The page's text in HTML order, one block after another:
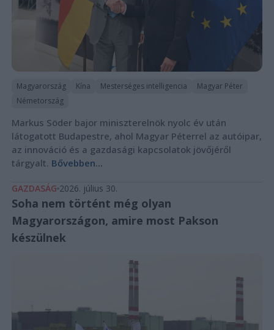
Magyarország Kína Mesterséges intelligencia
Magyar Péter
Németország
Markus Söder bajor miniszterelnök nyolc év után
látogatott Budapestre, ahol Magyar Péterrel az autóipar,
az innováció és a gazdasági kapcsolatok jövőjéről
tárgyalt. Bővebben...
GAZDASÁG 2026. július 30.
Soha nem történt még olyan
Magyarországon, amire most Pakson
készülnek